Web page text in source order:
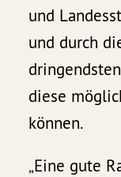
und
und durch
diese
können.
„Eine gute